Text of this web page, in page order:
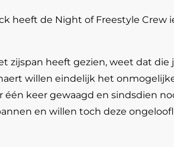
heeft de Night of Freestyle
zijspan heeft gezien, weet dat
willen eindelijk het
één keer gewaagd en sindsdien
en willen toch deze